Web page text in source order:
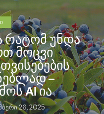
უნდა
მოცვი
–
AI ია
26, 2025